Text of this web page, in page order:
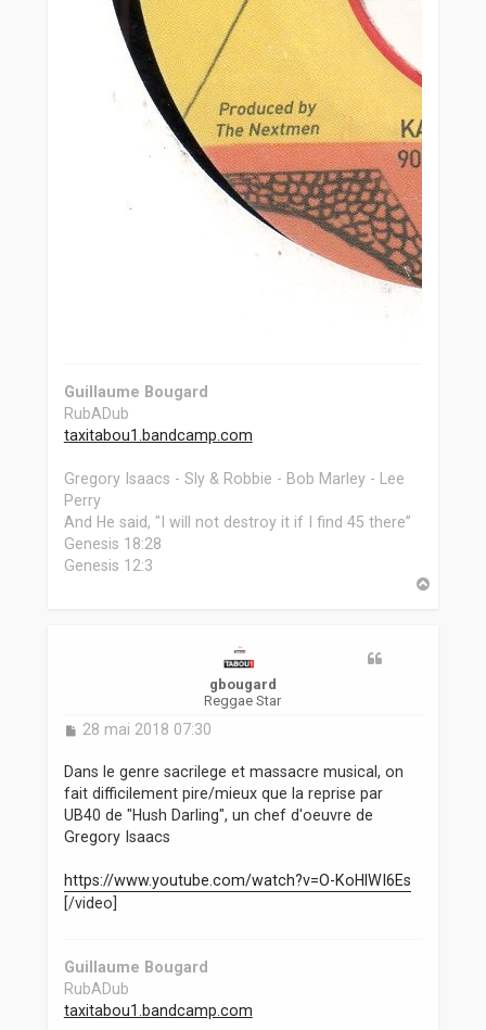
Guillaume Bougard
RubADub
taxitabou1.bandcamp.com
Gregory Isaacs - Sly & Robbie - Bob Marley - Lee
Perry
And He said, "I will not destroy it if I find 45 there”
Genesis 18:28
Genesis 12:3
gbougard
Reggae Star
M
s
s
a
g
e
28 mai 2018 07:30
Dans le genre sacrilege et massacre musical, on
fait difficilement pire/mieux que la reprise par
UB40 de "Hush Darling", un chef d'oeuvre de
Gregory Isaacs
https://www.youtube.com/watch?v=O-KoHlWI6Es
[/video]
Guillaume Bougard
RubADub
taxitabou1.bandcamp.com